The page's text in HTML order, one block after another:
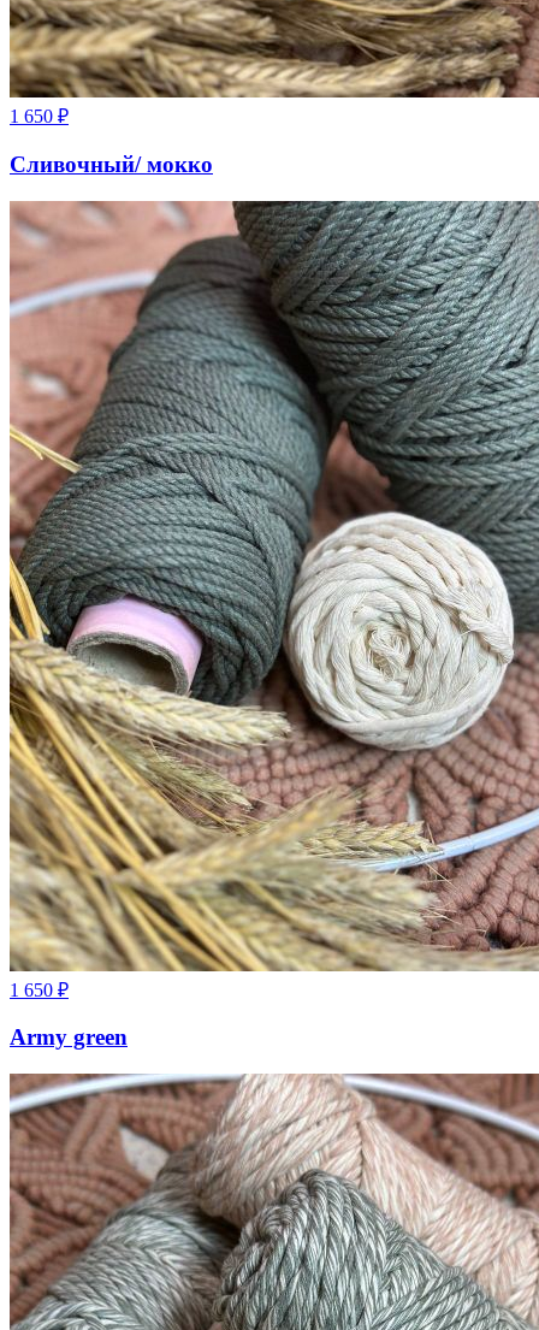
1 650 ₽
Сливочный/ мокко
1 650 ₽
Army green